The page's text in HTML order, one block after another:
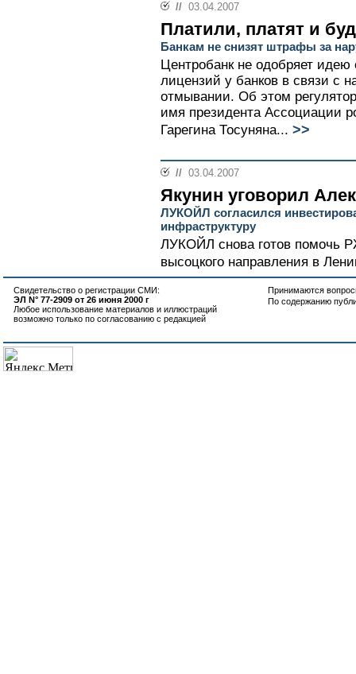
// 03.04.2007
Платили, платят и
Банкам не снизят штрафы за
Центробанк не одобряет идею
лицензий у банков в связи с
отмывании. Об этом
имя президента Ассоциации
Гарегина Тосуняна... >>
// 03.04.2007
Якунин уговорил
ЛУКОЙЛ согласился
инфраструктуру
ЛУКОЙЛ снова готов помочь
высоцкого направления в
Свидетельство о регистрации СМИ:
ЭЛ N° 77-2909 от 26 июня 2000 г
Любое использование материалов и иллюстраций
возможно только по согласованию с редакцией
Принимаются
По содержанию